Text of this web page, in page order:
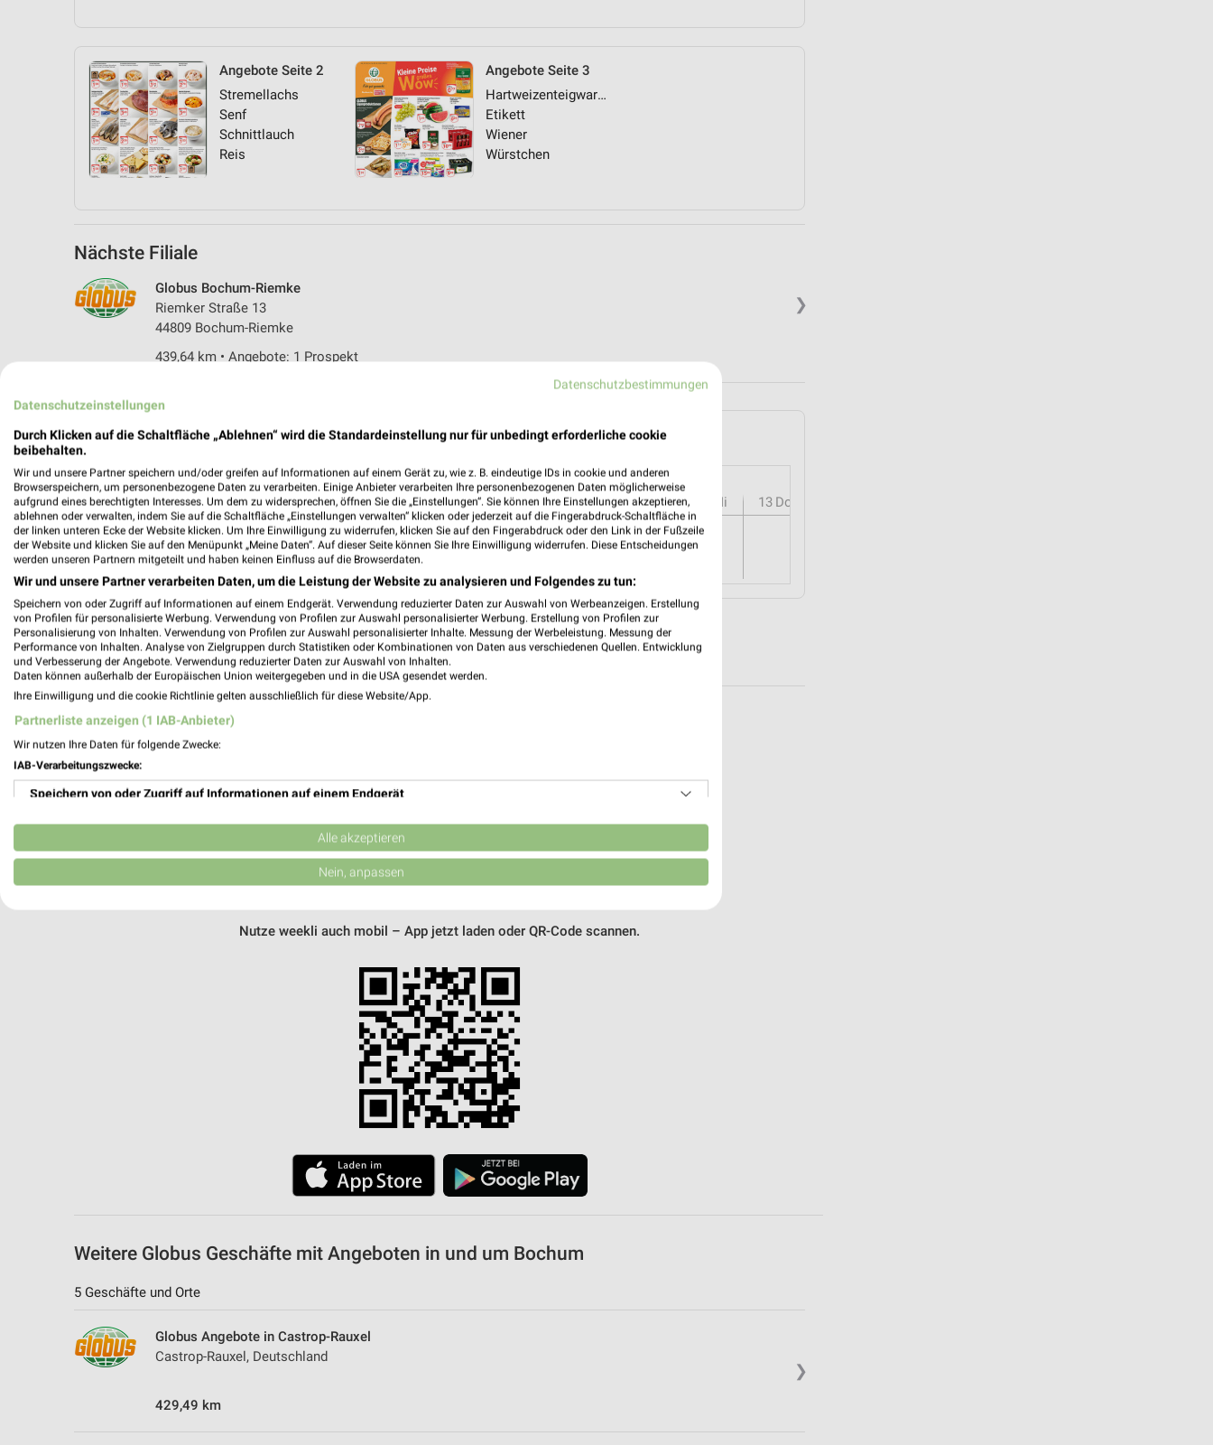
Angebote Seite 2
Stremellachs
Senf
Schnittlauch
Reis
Angebote Seite 3
Hartweizenteigwaren
Etikett
Wiener
Würstchen
Nächste Filiale
❯
Globus Bochum-Riemke
Riemker Straße 13
44809 Bochum-Riemke
439,64 km • Angebote: 1 Prospekt
Angebote-Kalender für Globus in Bochum und Umgebung
Aug.
03Mo 04Di 05 Mi 06 Do 07 Fr 08 Sa 09So 10Mo 11Di Mi 13 Do
Globus - Angebote ab 03.08.
MEHR PROSPEKTE
Alle Globus Angebote immer griffbereit – mit der kostenlosen weekli App für iOS & Android.
Standortgenaue Angebote
✔Folge deinem Lieblingshändler
Push-Benachrichtigungen bei neuen Prospekten
Nutze weekli auch mobil – App jetzt laden oder QR-Code scannen.
Weitere Globus Geschäfte mit Angeboten in und um Bochum
5 Geschäfte und Orte
❯
Globus Angebote in Castrop-Rauxel
Castrop-Rauxel, Deutschland
429,49 km
Datenschutzbestimmungen
Datenschutzeinstellungen
Durch Klicken auf die Schaltfläche „Ablehnen“ wird die Standardeinstellung nur für unbedingt erforderliche cookie
beibehalten.
Wir und unsere Partner speichern und/oder greifen auf Informationen auf einem Gerät zu, wie z. B. eindeutige IDs in cookie und anderen
Browserspeichern, um personenbezogene Daten zu verarbeiten. Einige Anbieter verarbeiten Ihre personenbezogenen Daten möglicherweise
aufgrund eines berechtigten Interesses. Um dem zu widersprechen, öffnen Sie die „Einstellungen“. Sie können Ihre Einstellungen akzeptieren,
ablehnen oder verwalten, indem Sie auf die Schaltfläche „Einstellungen verwalten“ klicken oder jederzeit auf die Fingerabdruck-Schaltfläche in
der linken unteren Ecke der Website klicken. Um Ihre Einwilligung zu widerrufen, klicken Sie auf den Fingerabdruck oder den Link in der Fußzeile
der Website und klicken Sie auf den Menüpunkt „Meine Daten“. Auf dieser Seite können Sie Ihre Einwilligung widerrufen. Diese Entscheidungen
werden unseren Partnern mitgeteilt und haben keinen Einfluss auf die Browserdaten.
Wir und unsere Partner verarbeiten Daten, um die Leistung der Website zu analysieren und Folgendes zu tun:
Speichern von oder Zugriff auf Informationen auf einem Endgerät. Verwendung reduzierter Daten zur Auswahl von Werbeanzeigen. Erstellung
von Profilen für personalisierte Werbung. Verwendung von Profilen zur Auswahl personalisierter Werbung. Erstellung von Profilen zur
Personalisierung von Inhalten. Verwendung von Profilen zur Auswahl personalisierter Inhalte. Messung der Werbeleistung. Messung der
Performance von Inhalten. Analyse von Zielgruppen durch Statistiken oder Kombinationen von Daten aus verschiedenen Quellen. Entwicklung
und Verbesserung der Angebote. Verwendung reduzierter Daten zur Auswahl von Inhalten.
Daten können außerhalb der Europäischen Union weitergegeben und in die USA gesendet werden.
Ihre Einwilligung und die cookie Richtlinie gelten ausschließlich für diese Website/App.
Partnerliste anzeigen (1 IAB-Anbieter)
Wir nutzen Ihre Daten für folgende Zwecke:
IAB-Verarbeitungszwecke:
Speichern von oder Zugriff auf Informationen auf einem Endgerät
Verwendung reduzierter Daten zur Auswahl von Werbeanzeigen
Erstellung von Profilen für personalisierte Werbung
Verwendung von Profilen zur Auswahl personalisierter Inhalte
Analyse von Zielgruppen durch Statistiken oder Kombinationen von Daten aus verschiedenen
Verwendung reduzierter Daten zur Auswahl von Inhalten
Notwendig
Performance
Alle akzeptieren
Nein, anpassen